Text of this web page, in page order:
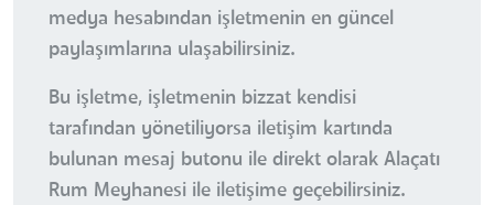
medya hesabından işletmenin en güncel
paylaşımlarına ulaşabilirsiniz.
Bu işletme, işletmenin bizzat kendisi
tarafından yönetiliyorsa iletişim kartında
bulunan mesaj butonu ile direkt olarak Alaçatı
Rum Meyhanesi ile iletişime geçebilirsiniz.